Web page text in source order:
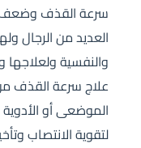
سرعة القذف وضعف
العديد من الرجال
والنفسية
علاج سرعة القذف من
الموضعى أو
لتقوية الانتصاب